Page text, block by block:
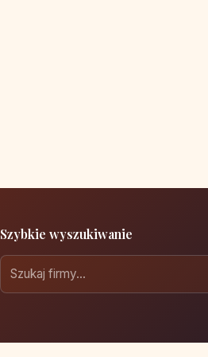
Szybkie wyszukiwanie